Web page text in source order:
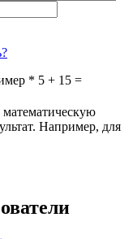
* 5 + 15 =
Например, для